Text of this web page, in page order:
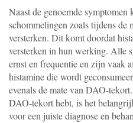
Naast de genoemde symptomen
schommelingen zoals tijdens de
versterken. Dit komt doordat
versterken in hun werking. Alle
ernst en frequentie en zijn vaak
histamine die wordt
evenals de mate van DAO-
DAO-tekort hebt, is het
voor een juiste diagnose en